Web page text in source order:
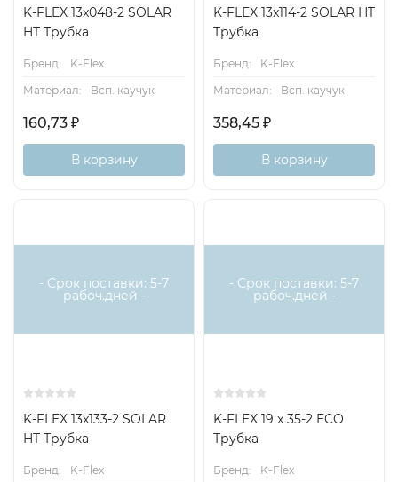
K-FLEX 13x048-2 SOLAR
HT Трубка
Бренд:
K-Flex
Материал:
Всп. каучук
160,73 ₽
В корзину
K-FLEX 13x114-2 SOLAR HT
Трубка
Бренд:
K-Flex
Материал:
Всп. каучук
358,45 ₽
В корзину
- Срок поставки: 5-7
рабоч.дней -
K-FLEX 13x133-2 SOLAR
HT Трубка
Бренд:
K-Flex
- Срок поставки: 5-7
рабоч.дней -
K-FLEX 19 x 35-2 ECO
Трубка
Бренд:
K-Flex